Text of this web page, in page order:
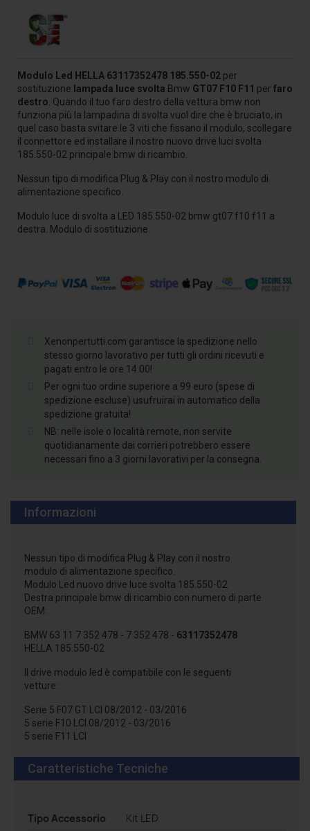
Modulo Led HELLA 63117352478 185.550-02 per
sostituzione lampada luce svolta Bmw GT07 F10 F11 per faro
destro . Quando il tuo faro destro della vettura bmw non
funziona più la lampadina di svolta vuol dire che è bruciato, in
quel caso basta svitare le 3 viti che fissano il modulo, scollegare
il connettore ed installare il nostro nuovo drive luci svolta
185.550-02 principale bmw di ricambio.
Nessun tipo di modifica Plug & Play con il nostro modulo di
alimentazione specifico.
Modulo luce di svolta a LED 185.550-02 bmw gt07 f10 f11 a
destra. Modulo di sostituzione.
Xenonpertutti.com garantisce la spedizione nello
stesso giorno lavorativo per tutti gli ordini ricevuti e
pagati entro le ore 14:00!
Per ogni tuo ordine superiore a 99 euro (spese di
spedizione escluse) usufruirai in automatico della
spedizione gratuita!
NB: nelle isole o località remote, non servite
quotidianamente dai corrieri potrebbero essere
necessari fino a 3 giorni lavorativi per la consegna.
Informazioni
Nessun tipo di modifica Plug & Play con il nostro
modulo di alimentazione specifico.
Modulo Led nuovo drive luce svolta 185.550-02
Destra principale bmw di ricambio con numero di parte
OEM:
BMW 63 11 7 352 478 - 7 352 478 - 63117352478
HELLA 185.550-02
Il drive modulo led è compatibile con le seguenti
vetture:
Serie 5 F07 GT LCI 08/2012 - 03/2016
5 serie F10 LCI 08/2012 - 03/2016
5 serie F11 LCI
Caratteristiche Tecniche
Tipo Accessorio
Kit LED